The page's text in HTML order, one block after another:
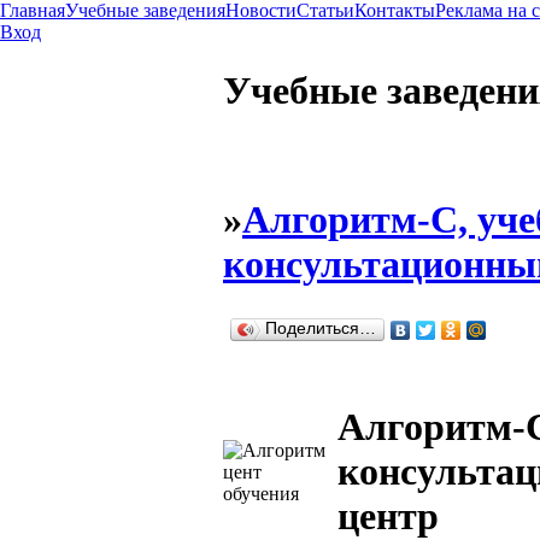
ГлавнаяУчебные заведенияНовостиСтатьиКонтактыРеклама на
Вход
Учебные
»Алгоритм-С,
Поделиться…
Алгоритм-
центр